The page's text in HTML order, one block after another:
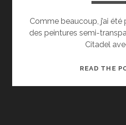
Comme beaucoup, j’ai
des peintures semi-
Citadel
READ THE